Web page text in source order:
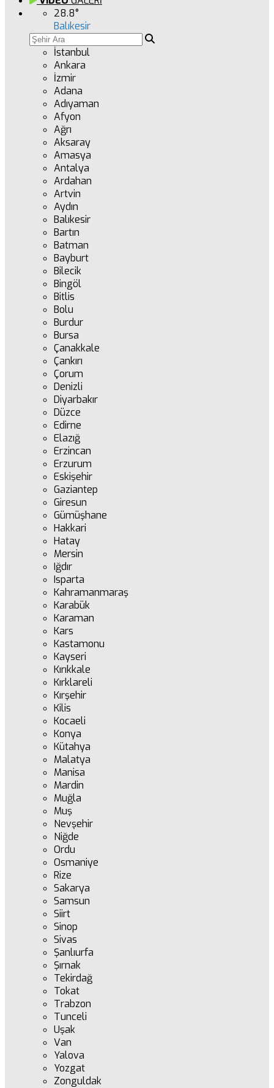
28.8°
Balıkesir
İstanbul
Ankara
İzmir
Adana
Adıyaman
Afyon
Ağrı
Aksaray
Amasya
Antalya
Ardahan
Artvin
Aydın
Balıkesir
Bartın
Batman
Bayburt
Bilecik
Bingöl
Bitlis
Bolu
Burdur
Bursa
Çanakkale
Çankırı
Çorum
Denizli
Diyarbakır
Düzce
Edirne
Elazığ
Erzincan
Erzurum
Eskişehir
Gaziantep
Giresun
Gümüşhane
Hakkari
Hatay
Mersin
Iğdır
Isparta
Kahramanmaraş
Karabük
Karaman
Kars
Kastamonu
Kayseri
Kırıkkale
Kırklareli
Kırşehir
Kilis
Kocaeli
Konya
Kütahya
Malatya
Manisa
Mardin
Muğla
Muş
Nevşehir
Niğde
Ordu
Osmaniye
Rize
Sakarya
Samsun
Siirt
Sinop
Sivas
Şanlıurfa
Şırnak
Tekirdağ
Tokat
Trabzon
Tunceli
Uşak
Van
Yalova
Yozgat
Zonguldak